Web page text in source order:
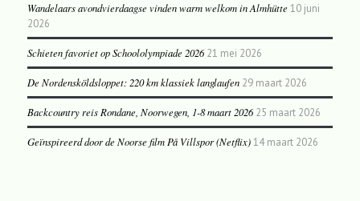
Wandelaars avondvierdaagse vinden warm welkom in Almhütte 10 juni
2026
Schieten favoriet op Schoololympiade 2026 21 mei 2026
De Nordensköldsloppet: 220 km klassiek langlaufen 29 maart 2026
Backcountry reis Rondane, Noorwegen, 1-8 maart 2026 25 maart 2026
Geïnspireerd door de Noorse film På Villspor (Netflix) 14 maart 2026